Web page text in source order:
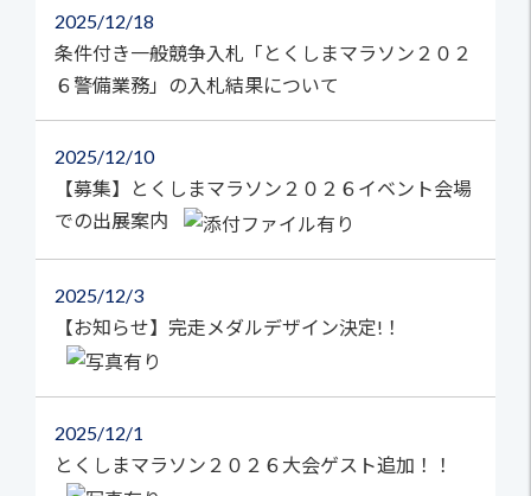
2025 12/18
条件付き一般競争入札「とくしまマラソン２０２
６警備業務」の入札結果について
2025 12/10
【募集】とくしまマラソン２０２６イベント会場
での出展案内
2025 12/3
【お知らせ】完走メダルデザイン決定!！
2025 12/1
とくしまマラソン２０２６大会ゲスト追加！！